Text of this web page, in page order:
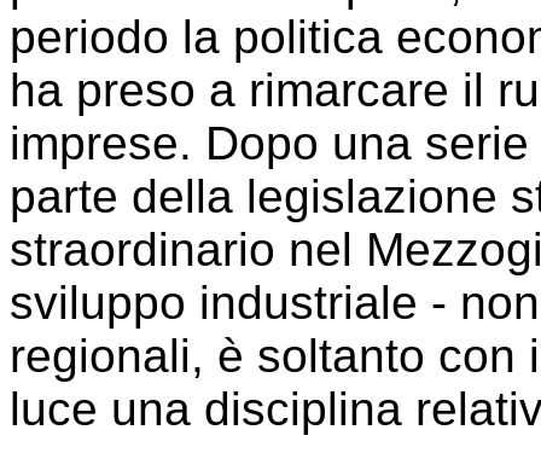
periodo la politica
ha preso a rimarcare il
imprese. Dopo una
parte della legislazione
straordinario nel
sviluppo industriale -
regionali, è soltanto con
luce una disciplina